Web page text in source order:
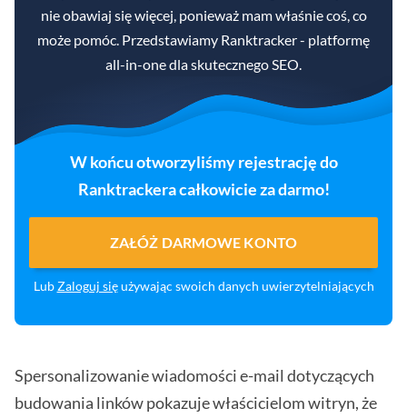
nie obawiaj się więcej, ponieważ mam właśnie coś, co
może pomóc. Przedstawiamy Ranktracker - platformę
all-in-one dla skutecznego SEO.
W końcu otworzyliśmy rejestrację do
Ranktrackera całkowicie za darmo!
ZAŁÓŻ DARMOWE KONTO
LubZaloguj sięużywając swoich danych uwierzytelniających
Spersonalizowanie wiadomości e-mail dotyczących
budowania linków pokazuje właścicielom witryn, że